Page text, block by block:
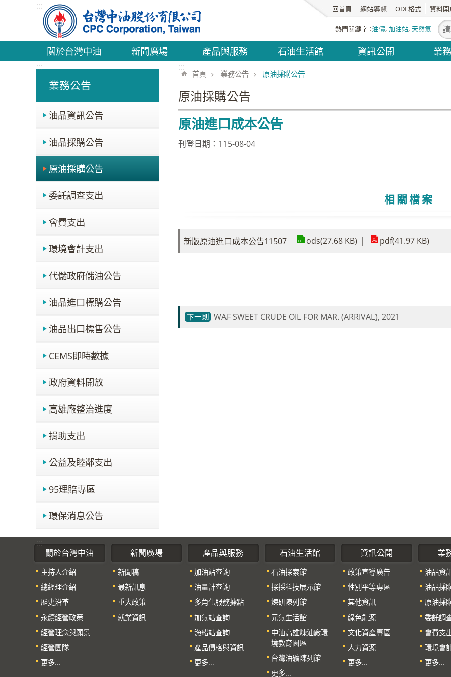
跳到主要內容區塊
::: 回首頁 網站導覽 ODF格式 資料開
熱門關鍵字 油價 加油站 天然氣
關於台灣中油 新聞廣場 產品與服務 石油生活館 資訊公開 業
:::
業務公告
油品資訊公告
油品採購公告
原油採購公告
委託調查支出
會費支出
環境會計支出
代儲政府儲油公告
油品進口標購公告
油品出口標售公告
CEMS即時數據
政府資料開放
高雄廠整治進度
捐助支出
公益及睦鄰支出
95理賠專區
環保消息公告
:::
首頁 業務公告 原油採購公告
原油採購公告
原油進口成本公告
刊登日期：115-08-04
相關檔案
新版原油進口成本公告11507 ods(27.68 KB) pdf(41.97 KB)
WAF SWEET CRUDE OIL FOR MAR. (ARRIVAL), 2021
:::
關於台灣中油
主持人介紹
總經理介紹
歷史沿革
永續經營政策
經營理念與願景
經營團隊
更多...
新聞廣場
新聞稿
最新訊息
重大政策
就業資訊
產品與服務
加油站查詢
油量計查詢
多角化服務據點
加氣站查詢
漁船站查詢
產品價格與資訊
更多...
石油生活館
石油探索館
探採科技展示館
煉研陳列館
元氣生活館
中油高雄煉油廠環
境教育園區
台灣油礦陳列館
更多...
資訊公開
政策宣導廣告
性別平等專區
其他資訊
綠色能源
文化資產專區
人力資源
更多...
業
油品資
油品採
原油採
委託調
會費支
環境會
更多...